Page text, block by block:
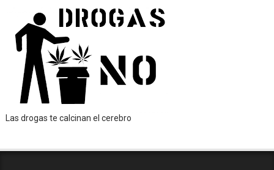
Las drogas te calcinan el cerebro